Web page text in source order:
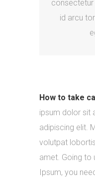
consectetur
id arcu
How to take
ipsum dolor sit
adipiscing elit.
volutpat
amet. Going to
Ipsum, you